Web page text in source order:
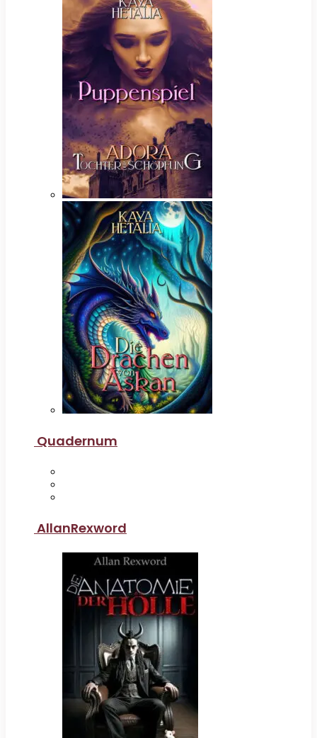
Quadernum
AllanRexword